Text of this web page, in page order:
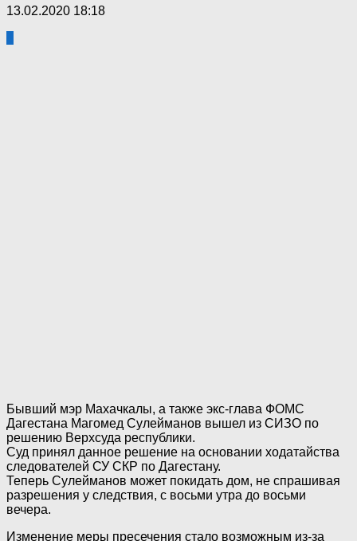
13.02.2020 18:18
Бывший мэр Махачкалы, а также экс-глава ФОМС
Дагестана Магомед Сулейманов вышел из СИЗО по
решению Верхсуда республики.
Суд принял данное решение на основании ходатайства
следователей СУ СКР по Дагестану.
Теперь Сулейманов может покидать дом, не спрашивая
разрешения у следствия, с восьми утра до восьми
вечера.
Изменение меры пресечения стало возможным из-за